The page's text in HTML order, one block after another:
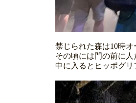
禁じられた森は10時オ
その頃には門の前に人
中に入るとヒッポグリ